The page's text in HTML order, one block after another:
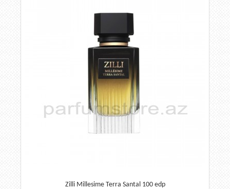
Zilli Millesime Terra Santal 100 edp